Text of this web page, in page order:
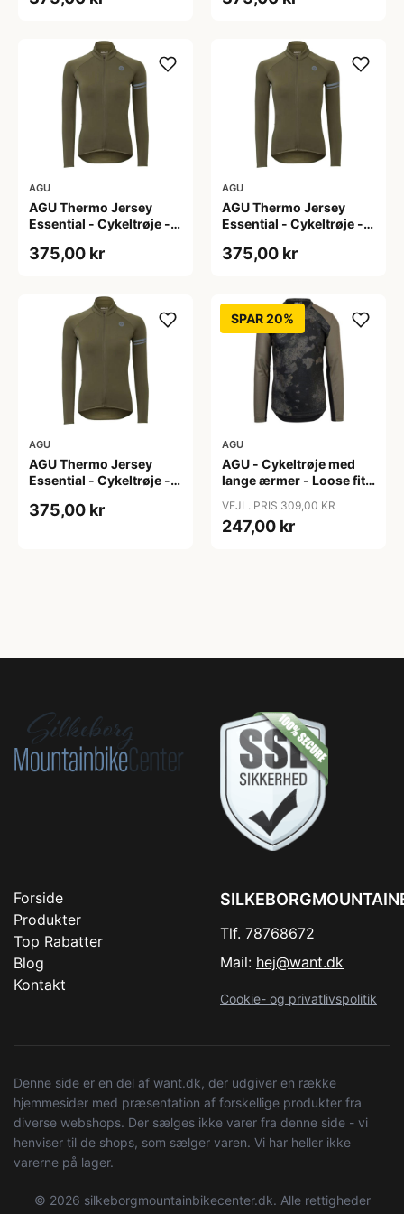
AGU
AGU Thermo Jersey
Essential - Cykeltrøje -
S
375,00 kr
AGU
AGU Thermo Jersey
Essential - Cykeltrøje -
XL
375,00 kr
AGU
AGU Thermo Jersey
Essential - Cykeltrøje -
XXL
375,00 kr
SPAR 20%
AGU
AGU - Cykeltrøje med
lange ærmer - Loose fit -
VEJL. PRIS 309,00 KR
247,00 kr
Forside
Produkter
Top Rabatter
Blog
Kontakt
Tlf. 78768672
Mail: hej@want.dk
Cookie- og privatlivspolitik
Denne side er en del af want.dk, der udgiver en række
hjemmesider med præsentation af forskellige produkter fra
diverse webshops. Der sælges ikke varer fra denne side - vi
henviser til de shops, som sælger varen. Vi har heller ikke
varerne på lager.
© 2026 silkeborgmountainbikecenter.dk. Alle rettigheder